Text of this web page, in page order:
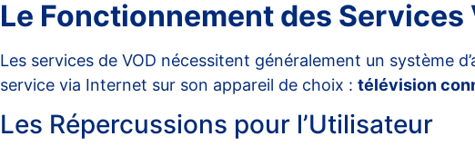
Le Fonctionnement des Services
Les services de VOD nécessitent généralement un système
service via Internet sur son appareil de choix : télévision
Les Répercussions pour l’Utilisateur